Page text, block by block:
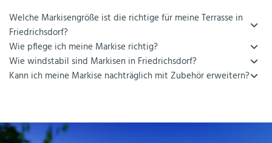
Welche Markisengröße ist die richtige für meine Terrasse in
Friedrichsdorf?
Wie pflege ich meine Markise richtig?
Wie windstabil sind Markisen in Friedrichsdorf?
Kann ich meine Markise nachträglich mit Zubehör erweitern?